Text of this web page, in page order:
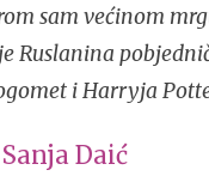
sam većinom
Ruslanina
i Harryja
Sanja Daić